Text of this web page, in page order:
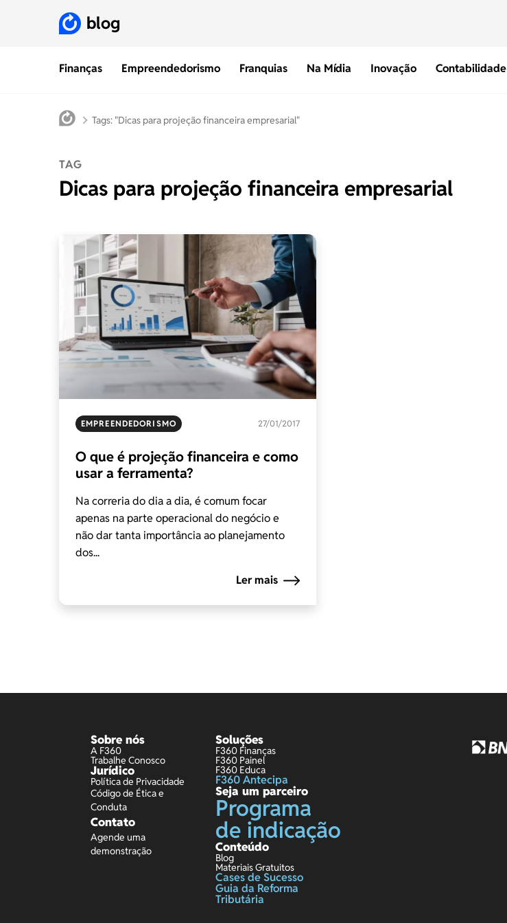
Finanças Empreendedorismo Franquias Na Mídia Inovação Contabilidade
blog
Tags: "Dicas para projeção financeira empresarial"
TAG
Dicas para projeção financeira empresarial
EMPREENDEDORISMO 27/01/2017
O que é projeção financeira e como
usar a ferramenta?
Na correria do dia a dia, é comum focar
apenas na parte operacional do negócio e
não dar tanta importância ao planejamento
dos...
Ler mais
Sobre nós
A F360
Trabalhe Conosco
Jurídico
Política de Privacidade
Código de Ética e
Conduta
Contato
Agende uma
demonstração
Soluções
F360 Finanças
F360 Painel
F360 Educa
F360 Antecipa
Seja um parceiro
Programa
de indicação
Conteúdo
Blog
Materiais Gratuitos
Cases de Sucesso
Guia da Reforma
Tributária